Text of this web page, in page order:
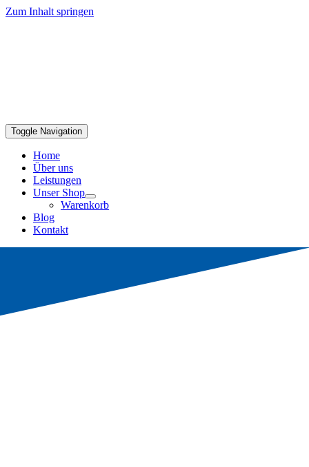
Zum Inhalt springen
Toggle Navigation
Home
Über uns
Leistungen
Unser Shop
Warenkorb
Blog
Kontakt